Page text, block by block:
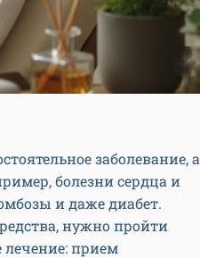
заболевание, а
болезни сердца и
и даже диабет.
нужно пройти
лечение: прием